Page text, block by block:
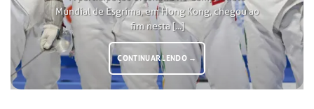
Mundial de Esgrima, em Hong Kong, chegou ao
fim nesta [...]
CONTINUAR LENDO →